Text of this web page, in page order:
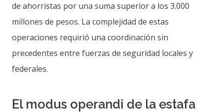
de ahorristas por una suma superior a los 3.000
millones de pesos. La complejidad de estas
operaciones requirió una coordinación sin
precedentes entre fuerzas de seguridad locales y
federales.
El modus operandi de la estafa